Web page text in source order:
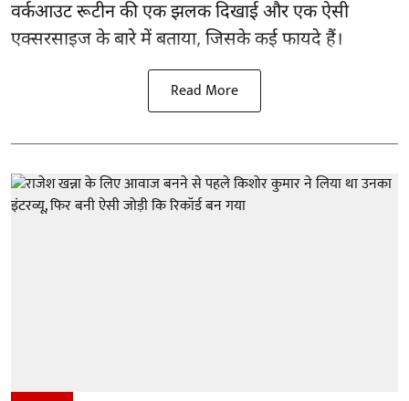
वर्कआउट रूटीन की एक झलक दिखाई और एक ऐसी
एक्सरसाइज के बारे में बताया, जिसके कई फायदे हैं।
Read More